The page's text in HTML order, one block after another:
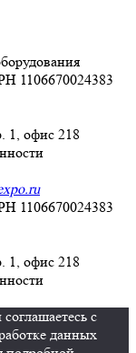
1106670024383
1, офис 218
1106670024383
1, офис 218
с
данных